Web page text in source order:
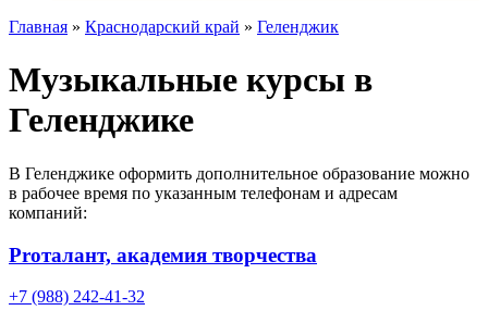
Главная » Краснодарский край » Геленджик
Музыкальные курсы в
Геленджике
В Геленджике оформить дополнительное образование можно
в рабочее время по указанным телефонам и адресам
компаний:
Proталант, академия творчества
+7 (988) 242-41-32